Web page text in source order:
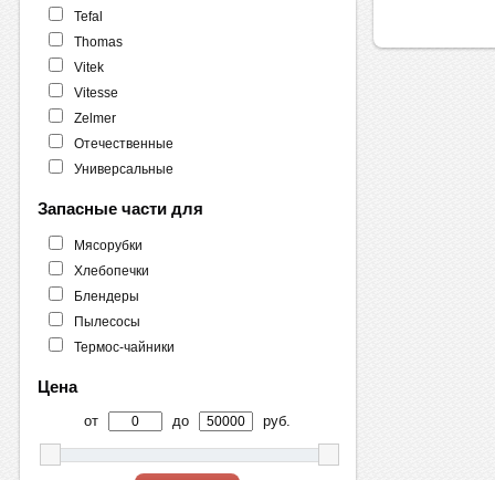
Tefal
Thomas
Vitek
Vitesse
Zelmer
Отечественные
Универсальные
Запасные части для
Мясорубки
Хлебопечки
Блендеры
Пылесосы
Термос-чайники
Цена
от до руб.